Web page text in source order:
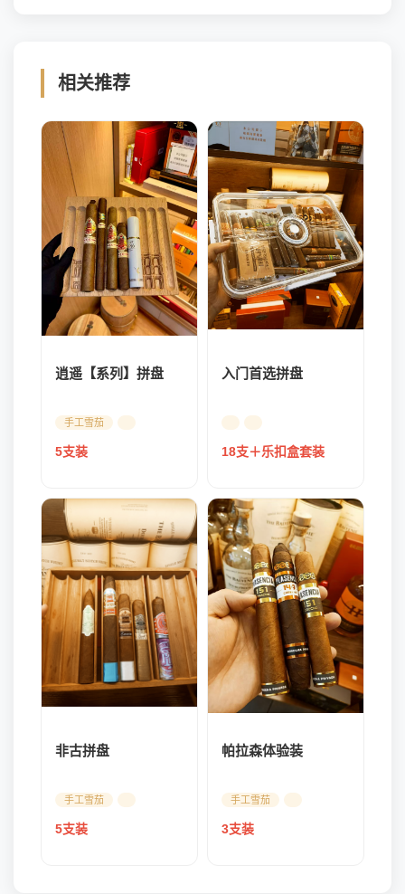
相关推荐
逍遥【系列】拼盘
手工雪茄
5支装
入门首选拼盘
18支＋乐扣盒套装
非古拼盘
手工雪茄
5支装
帕拉森体验装
手工雪茄
3支装